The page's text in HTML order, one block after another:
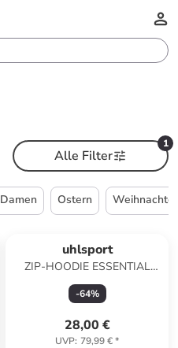
1
Alle Filter
Damen Ostern
uhlsport
ZIP-HOODIE ESSENTIAL
PRO in schwarz
-64%
28,00 €
UVP: 79,99 €*